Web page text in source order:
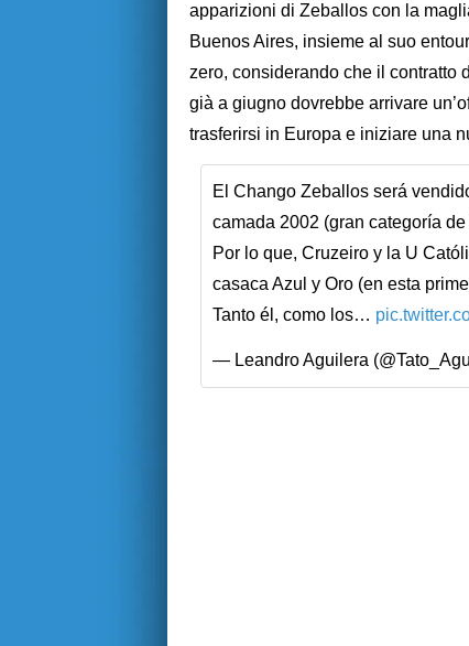
apparizioni di Zeballos con la
Buenos Aires, insieme al suo
zero, considerando che il contratto
già a giugno dovrebbe arrivare
trasferirsi in Europa e iniziare una
El Chango Zeballos será
camada 2002 (gran categoría
Por lo que, Cruzeiro y la U
casaca Azul y Oro (en esta
Tanto él, como los…
— Leandro Aguilera